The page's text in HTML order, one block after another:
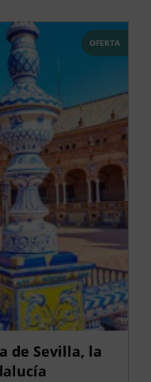
OFERTA
de Sevilla, la